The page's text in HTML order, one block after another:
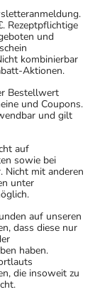
bedienen,
sind z.T.
Eine
durch Dritte
auch für
Zeit
mehr nach
bezieht
Rezeptpflichtige
und
kombinierbar
Aktionen.
Bestellwert
und Coupons.
und gilt
auf
sowie bei
Nicht mit anderen
unter
auf unseren
dass diese nur
haben.
die insoweit zu